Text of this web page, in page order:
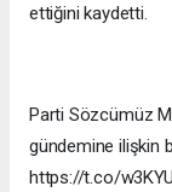
ettiğini kaydetti.
Parti Sözcümüz
gündemine ilişkin
https://t.co/